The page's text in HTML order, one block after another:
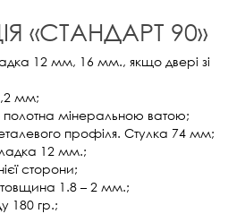
«СТАНДАРТ 90»
12 мм, 16 мм., якщо двері зі
мм;
полотна мінеральною ватою;
профіля. Стулка 74 мм;
12 мм.;
сторони;
1.8 – 2 мм.;
180 гр.;